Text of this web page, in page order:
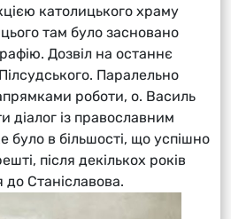
католицького храму
там було засновано
Дозвіл на останнє
Паралельно
роботи, о. Василь
діалог із православним
було в більшості, що успішно
після декількох років
Станіславова.